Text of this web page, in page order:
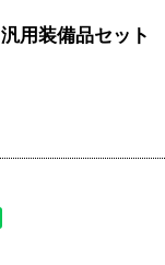
用装備品セット